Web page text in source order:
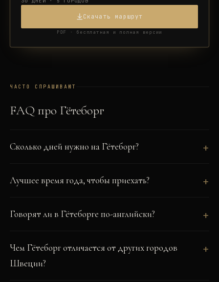
Скачать маршрут
PDF · бесплатная и полная версии
ЧАСТО СПРАШИВАЮТ
FAQ про Гётеборг
Сколько дней нужно на Гётеборг?
Лучшее время года, чтобы приехать?
Говорят ли в Гётеборге по-английски?
Чем Гётеборг отличается от других городов
Швеции?